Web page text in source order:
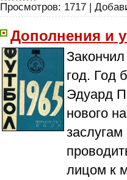
Просмотров: 1717 |
Дополнения и
год. Год
Эдуард
нового
лицом к